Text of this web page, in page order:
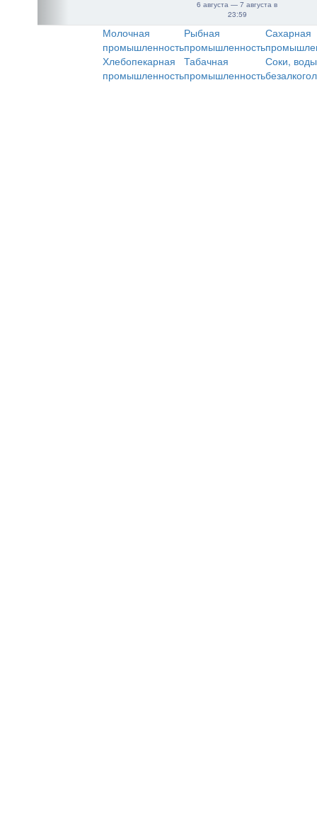
6 августа — 7 августа в
23:59
Молочная
промышленность
Рыбная
промышленность
Сахарная
Хлебопекарная
промышленность
Табачная
промышленность
Соки,